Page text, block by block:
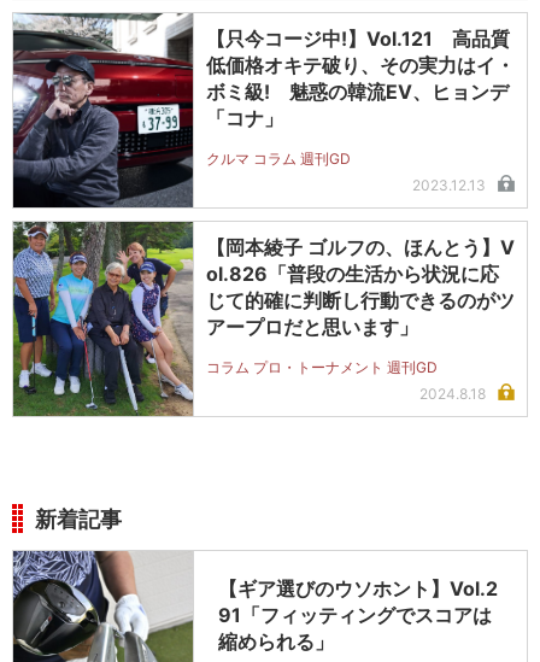
【只今コージ中!】Vol.121 高品質
低価格オキテ破り、その実力はイ・
ボミ級! 魅惑の韓流EV、ヒョンデ
「コナ」
クルマ コラム 週刊GD
2023.12.13
【岡本綾子 ゴルフの、ほんとう】V
ol.826「普段の生活から状況に応
じて的確に判断し行動できるのがツ
アープロだと思います」
コラム プロ・トーナメント 週刊GD
2024.8.18
新着記事
【ギア選びのウソホント】Vol.2
91「フィッティングでスコアは
縮められる」